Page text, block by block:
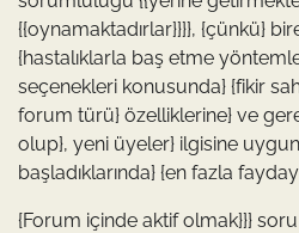
{{oynamaktadırlar}}}}, {çünkü}
{hastalıklarla baş etme
seçenekleri konusunda} {fikir
forum türü} özelliklerine} ve
olup}, yeni üyeler} ilgisine
başladıklarında} {en fazla
{Forum içinde aktif olmak}}} soru